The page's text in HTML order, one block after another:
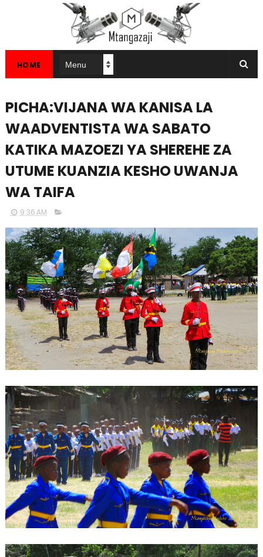
HOME
PICHA:VIJANA WA KANISA LA
WAADVENTISTA WA SABATO
KATIKA MAZOEZI YA SHEREHE ZA
UTUME KUANZIA KESHO UWANJA
WA TAIFA
9:36 AM